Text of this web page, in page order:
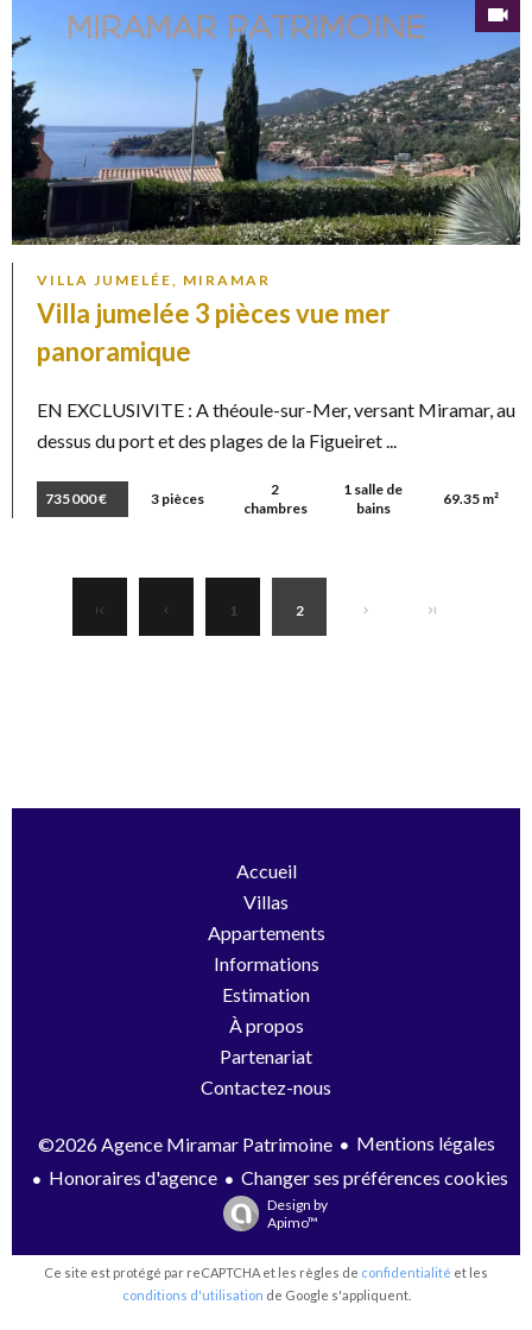
VILLA JUMELÉE, MIRAMAR
Villa jumelée 3 pièces vue mer
panoramique
EN EXCLUSIVITE : A théoule-sur-Mer, versant Miramar, au
dessus du port et des plages de la Figueiret ...
735 000 € 3 pièces
2
chambres
1 salle de
bains
69.35 m²
1 2
Accueil
Villas
Appartements
Informations
Estimation
À propos
Partenariat
Contactez-nous
©2026 Agence Miramar Patrimoine
Mentions légales
Honoraires d'agence
Changer ses préférences cookies
Design by
Apimo™
Ce site est protégé par reCAPTCHA et les règles de confidentialité et les
conditions d'utilisation de Google s'appliquent.